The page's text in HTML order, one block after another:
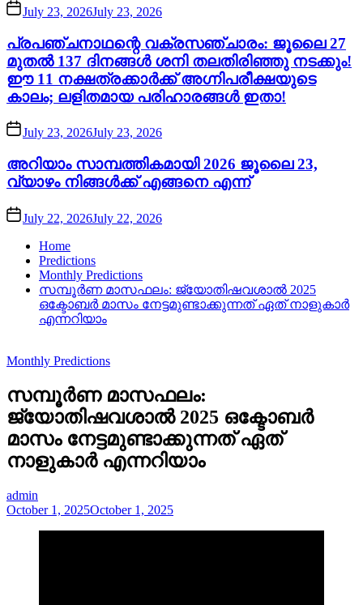
July 23, 2026July 23, 2026
പ്രപഞ്ചനാഥന്റെ വക്രസഞ്ചാരം: ജൂലൈ 27
മുതൽ 137 ദിനങ്ങൾ ശനി തലതിരിഞ്ഞു നടക്കും!
ഈ 11 നക്ഷത്രക്കാർക്ക് അഗ്നിപരീക്ഷയുടെ
കാലം; ലളിതമായ പരിഹാരങ്ങൾ ഇതാ!
July 23, 2026July 23, 2026
അറിയാം സാമ്പത്തികമായി 2026 ജൂലൈ 23,
വ്യാഴം നിങ്ങൾക്ക് എങ്ങനെ എന്ന്
July 22, 2026July 22, 2026
Home
Predictions
Monthly Predictions
സമ്പൂർണ മാസഫലം: ജ്യോതിഷവശാൽ 2025
ഒക്ടോബർ മാസം നേട്ടമുണ്ടാക്കുന്നത് ഏത് നാളുകാർ
എന്നറിയാം
Monthly Predictions
സമ്പൂർണ മാസഫലം:
ജ്യോതിഷവശാൽ 2025 ഒക്ടോബർ
മാസം നേട്ടമുണ്ടാക്കുന്നത് ഏത്
നാളുകാർ എന്നറിയാം
admin
October 1, 2025October 1, 2025